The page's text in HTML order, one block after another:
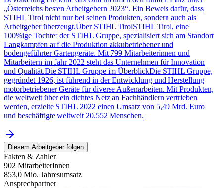
„Österreichs besten Arbeitgebern 2023“. Ein Beweis dafür, dass
STIHL Tirol nicht nur bei seinen Produkten, sondern auch als
Arbeitgeber überzeugt.Über STIHL TirolSTIHL Tirol, eine
100%ige Tochter der STIHL Gruppe, spezialisiert sich am Standort
Langkampfen auf die Produktion akkubetriebener und
bodengeführter Gartengeräte. Mit 799 Mitarbeiterinnen und
Mitarbeitern im Jahr 2022 steht das Unternehmen für Innovation
und Qualität.Die STIHL Gruppe im ÜberblickDie STIHL Gruppe,
gegründet 1926, ist führend in der Entwicklung und Herstellung
motorbetriebener Geräte für diverse Außenarbeiten. Mit Produkten,
die weltweit über ein dichtes Netz an Fachhändlern vertrieben
werden, erzielte STIHL 2022 einen Umsatz von 5,49 Mrd. Euro
und beschäftigte weltweit 20.552 Menschen.
Diesem Arbeitgeber folgen
Fakten & Zahlen
902 MitarbeiterInnen
853,0 Mio. Jahresumsatz
Ansprechpartner